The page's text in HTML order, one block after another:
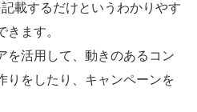
載するだけというわかりやす
きます。
を活用して、動きのあるコン
りをしたり、キャンペーンを